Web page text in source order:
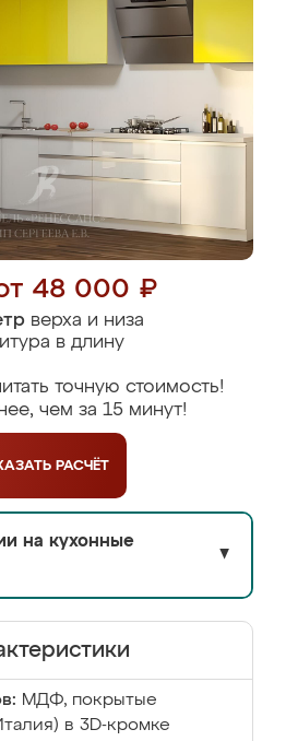
48 000 ₽
верха и низа
в длину
точную стоимость!
чем за 15 минут!
РАСЧЁТ
на кухонные
▼
МДФ, покрытые
в 3D-кромке